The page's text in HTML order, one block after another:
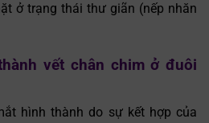
ở trạng thái thư giãn (nếp nhăn
vết chân chim ở đuôi
hình thành do sự kết hợp của